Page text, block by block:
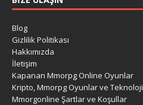
Blog
Gizlilik Politikası
Hakkımızda
İletişim
Kapanan Mmorpg Online Oyunlar
Kripto, Mmorpg Oyunlar ve Teknoloji
Mmorgonline Şartlar ve Koşullar